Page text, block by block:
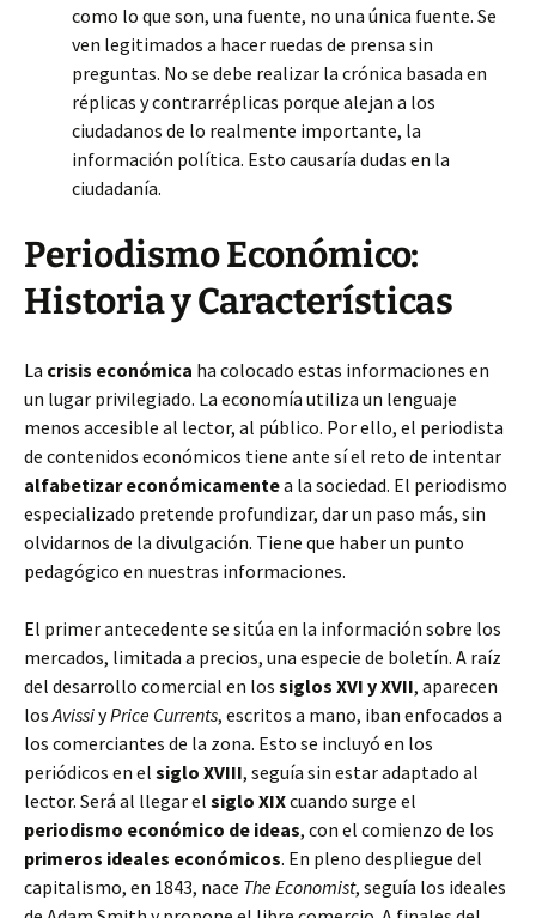
como lo que son, una fuente, no una única fuente. Se
ven legitimados a hacer ruedas de prensa sin
preguntas. No se debe realizar la crónica basada en
réplicas y contrarréplicas porque alejan a los
ciudadanos de lo realmente importante, la
información política. Esto causaría dudas en la
ciudadanía.
Periodismo Económico:
Historia y Características
La crisis económica ha colocado estas informaciones en
un lugar privilegiado. La economía utiliza un lenguaje
menos accesible al lector, al público. Por ello, el periodista
de contenidos económicos tiene ante sí el reto de intentar
alfabetizar económicamentea la sociedad. El periodismo
especializado pretende profundizar, dar un paso más, sin
olvidarnos de la divulgación. Tiene que haber un punto
pedagógico en nuestras informaciones.
El primer antecedente se sitúa en la información sobre los
mercados, limitada a precios, una especie de boletín. A raíz
del desarrollo comercial en los siglos XVI y XVII, aparecen
losAvissiyPrice Currents, escritos a mano, iban enfocados a
los comerciantes de la zona. Esto se incluyó en los
periódicos en el siglo XVIII, seguía sin estar adaptado al
lector. Será al llegar el siglo XIXcuando surge el
periodismo económico de ideas, con el comienzo de los
primeros ideales económicos. En pleno despliegue del
capitalismo, en 1843, nace The Economist, seguía los ideales